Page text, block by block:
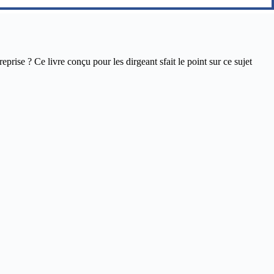
? Ce livre conçu pour les dirgeant sfait le point sur ce sujet